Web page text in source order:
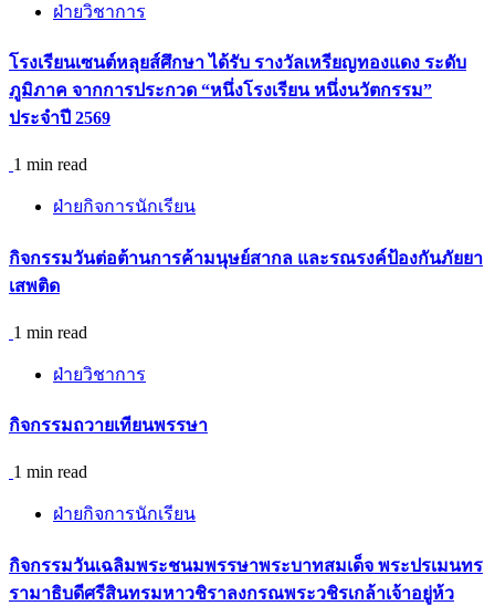
ฝ่ายวิชาการ
โรงเรียนเซนต์หลุยส์ศึกษา ได้รับ รางวัลเหรียญทองแดง ระดับ
ภูมิภาค จากการประกวด “หนึ่งโรงเรียน หนึ่งนวัตกรรม”
ประจำปี 2569
1 min read
ฝ่ายกิจการนักเรียน
กิจกรรม​วันต่อต้านการค้ามนุษย์สากล และรณรงค์ป้องกันภัยยา
เสพติด
1 min read
ฝ่ายวิชาการ
กิจกรรมถวายเทียนพรรษา
1 min read
ฝ่ายกิจการนักเรียน
กิจกรรมวันเฉลิมพระชนมพรรษาพระบาทสมเด็จ พระปรเมนทร
รามาธิบดีศรีสินทรมหาวชิราลงกรณพระวชิรเกล้าเจ้าอยู่ห้ว